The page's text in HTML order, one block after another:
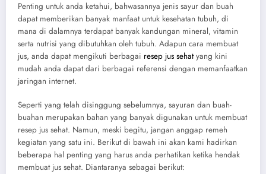
Penting untuk anda ketahui, bahwasannya jenis sayur dan buah
dapat memberikan banyak manfaat untuk kesehatan tubuh, di
mana di dalamnya terdapat banyak kandungan mineral, vitamin
serta nutrisi yang dibutuhkan oleh tubuh. Adapun cara membuat
jus, anda dapat mengikuti berbagai resep jus sehatyang kini
mudah anda dapat dari berbagai referensi dengan memanfaatkan
jaringan internet.
Seperti yang telah disinggung sebelumnya, sayuran dan buah-
buahan merupakan bahan yang banyak digunakan untuk membuat
resep jus sehat. Namun, meski begitu, jangan anggap remeh
kegiatan yang satu ini. Berikut di bawah ini akan kami hadirkan
beberapa hal penting yang harus anda perhatikan ketika hendak
membuat jus sehat. Diantaranya sebagai berikut: